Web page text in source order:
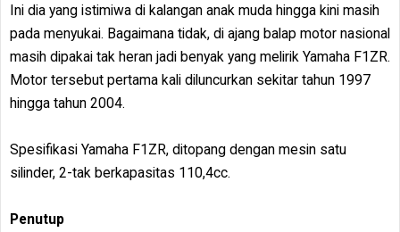
Ini dia yang istimiwa di kalangan anak muda hingga kini masih
pada menyukai. Bagaimana tidak, di ajang balap motor nasional
masih dipakai tak heran jadi benyak yang melirik Yamaha F1ZR.
Motor tersebut pertama kali diluncurkan sekitar tahun 1997
hingga tahun 2004.
Spesifikasi Yamaha F1ZR, ditopang dengan mesin satu
silinder, 2-tak berkapasitas 110,4cc.
Penutup